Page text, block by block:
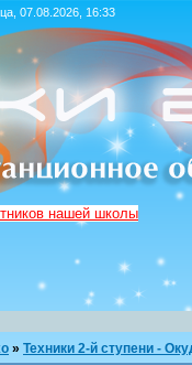
07.08.2026, 16:33
нашей школы
» Техники 2-й ступени -